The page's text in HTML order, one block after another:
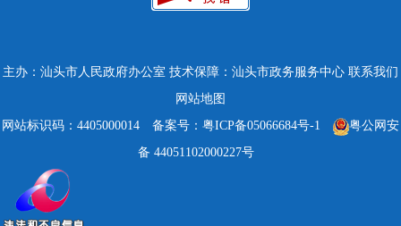
主办：汕头市人民政府办公室 技术保障：汕头市政务服务中心 联系我们
网站地图
网站标识码：4405000014
备案号：粤ICP备05066684号-1
粤公网安
备 44051102000227号